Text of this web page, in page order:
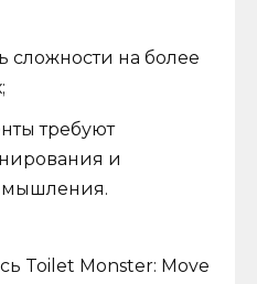
сложности на более
требуют
и
мышления.
Toilet Monster: Move